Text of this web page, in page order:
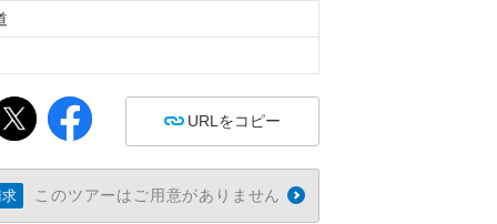
URLをコピー
このツアーはご用意がありません